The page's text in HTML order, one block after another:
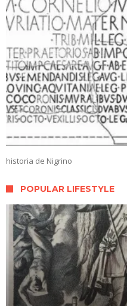
historia de Nigrino
POPULAR LIFESTYLE